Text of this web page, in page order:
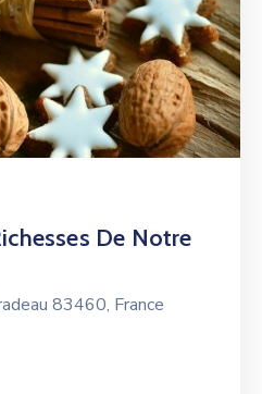
De Notre
83460, France